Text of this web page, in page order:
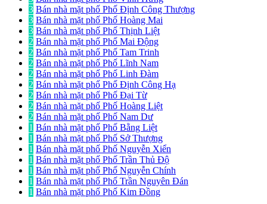
3 Bán nhà mặt phố Phố Định Công Thượng
3 Bán nhà mặt phố Phố Hoàng Mai
3 Bán nhà mặt phố Phố Thịnh Liệt
2 Bán nhà mặt phố Phố Mai Động
2 Bán nhà mặt phố Phố Tam Trinh
2 Bán nhà mặt phố Phố Lĩnh Nam
2 Bán nhà mặt phố Phố Linh Đàm
2 Bán nhà mặt phố Phố Định Công Hạ
2 Bán nhà mặt phố Phố Đại Từ
2 Bán nhà mặt phố Phố Hoàng Liệt
2 Bán nhà mặt phố Phố Nam Dư
1 Bán nhà mặt phố Phố Bằng Liệt
1 Bán nhà mặt phố Phố Sở Thượng
1 Bán nhà mặt phố Phố Nguyễn Xiển
1 Bán nhà mặt phố Phố Trần Thủ Độ
1 Bán nhà mặt phố Phố Nguyễn Chính
1 Bán nhà mặt phố Phố Trần Nguyên Đán
1 Bán nhà mặt phố Phố Kim Đồng